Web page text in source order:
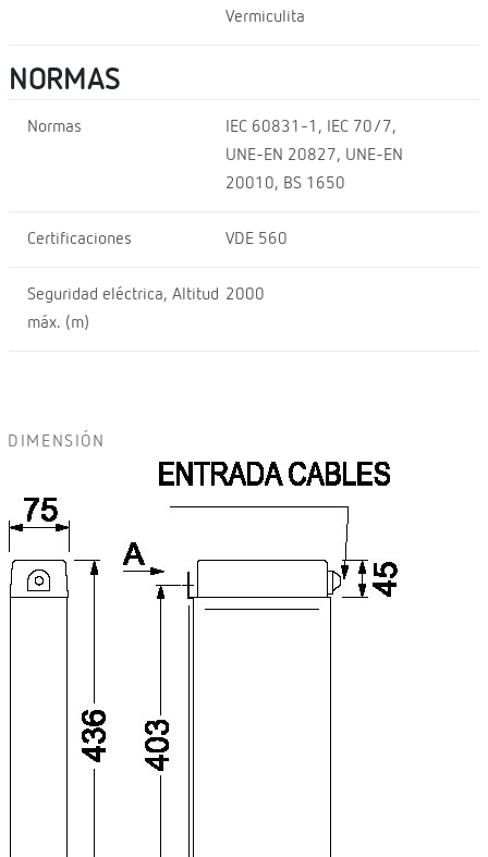
Vermiculita
NORMAS
Normas
IEC 60831-1, IEC 70/7,
UNE-EN 20827, UNE-EN
20010, BS 1650
Certificaciones VDE 560
Seguridad eléctrica, Altitud
máx. (m)
2000
DIMENSIÓN